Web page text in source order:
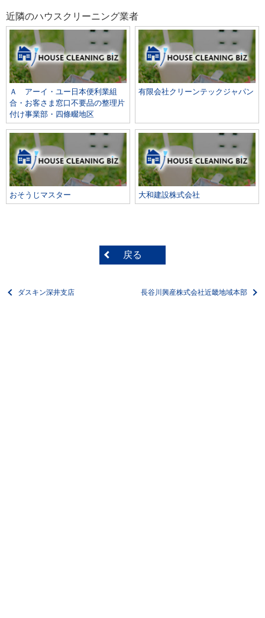
近隣のハウスクリーニング業者
Ａ アーイ・ユー日本便利業組
合・お客さま窓口不要品の整理片
付け事業部・四條畷地区
有限会社クリーンテックジャパン
おそうじマスター 大和建設株式会社
戻る
ダスキン深井支店 長谷川興産株式会社近畿地域本部